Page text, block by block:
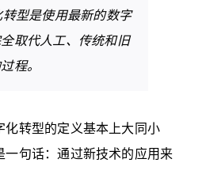
型是使用最新的数字
取代人工、传统和旧
程。
化转型的定义基本上大同小
一句话：通过新技术的应用来